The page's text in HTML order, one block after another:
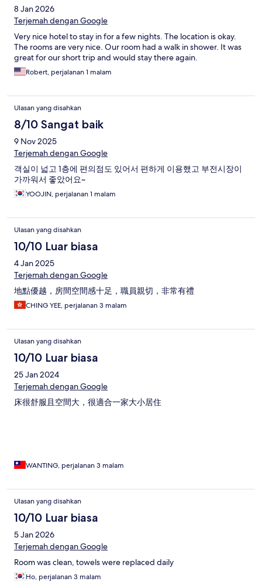
8 Jan 2026
Terjemah dengan Google
Very nice hotel to stay in for a few nights. The location is okay.
The rooms are very nice. Our room had a walk in shower. It was
great for our short trip and would stay there again.
Robert, perjalanan 1 malam
Ulasan yang disahkan
8/10 Sangat baik
9 Nov 2025
Terjemah dengan Google
객실이 넓고 1층에 편의점도 있어서 편하게 이용했고 부전시장이
가까워서 좋았어요~
YOOJIN, perjalanan 1 malam
Ulasan yang disahkan
10/10 Luar biasa
4 Jan 2025
Terjemah dengan Google
地點優越，房間空間感十足，職員親切，非常有禮
CHING YEE, perjalanan 3 malam
Ulasan yang disahkan
10/10 Luar biasa
25 Jan 2024
Terjemah dengan Google
床很舒服且空間大，很適合一家大小居住
WANTING, perjalanan 3 malam
Ulasan yang disahkan
10/10 Luar biasa
5 Jan 2026
Terjemah dengan Google
Room was clean, towels were replaced daily
Ho, perjalanan 3 malam